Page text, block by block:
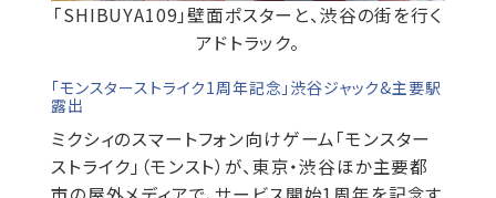
「SHIBUYA109」壁面ポスターと、渋谷の街を行く
アドトラック。
「モンスターストライク1周年記念」渋谷ジャック&主要駅
露出
ミクシィのスマートフォン向けゲーム「モンスター
ストライク」（モンスト）が、東京・渋谷ほか主要都